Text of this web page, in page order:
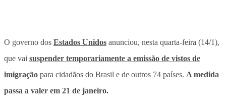
O governo dos Estados Unidos anunciou, nesta quarta-feira (14/1),
que vai suspender temporariamente a emissão de vistos de
imigração para cidadãos do Brasil e de outros 74 países. A medida
passa a valer em 21 de janeiro.